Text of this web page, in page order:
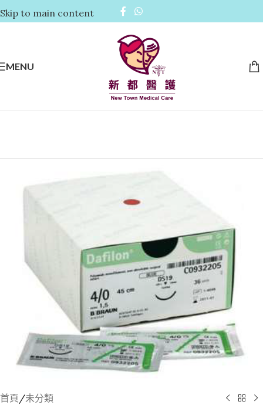
Skip to main content
MENU
首頁 /未分類